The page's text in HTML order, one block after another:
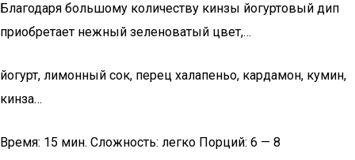
Благодаря большому количеству кинзы йогуртовый дип
приобретает нежный зеленоватый цвет,…
йогурт, лимонный сок, перец халапеньо, кардамон, кумин,
кинза…
Время: 15 мин. Сложность: легко Порций: 6 — 8